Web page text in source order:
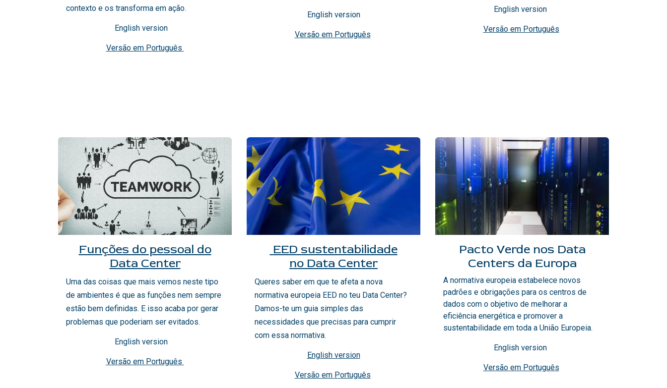
contexto e os transforma em ação.
English version
Versão em Português
English version
Versão em Português
English version
Versão em Português
Funções do pessoal do
Data Center
Uma das coisas que mais vemos neste tipo
de ambientes é que as funções nem sempre
estão bem definidas. E isso acaba por gerar
problemas que poderiam ser evitados.
English version
Versão em Português
EED sustentabilidade
no Data Center
Queres saber em que te afeta a nova
normativa europeia EED no teu Data Center?
Damos-te um guia simples das
necessidades que precisas para cumprir
com essa normativa.
English version
Versão em Português
Pacto Verde nos Data
Centers da Europa
A normativa europeia estabelece novos
padrões e obrigações para os centros de
dados com o objetivo de melhorar a
eficiência energética e promover a
sustentabilidade em toda a União Europeia.
English version
Versão em Português